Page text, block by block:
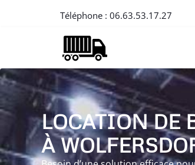
Téléphone : 06.63.53.17.27
LOCATION DE
À